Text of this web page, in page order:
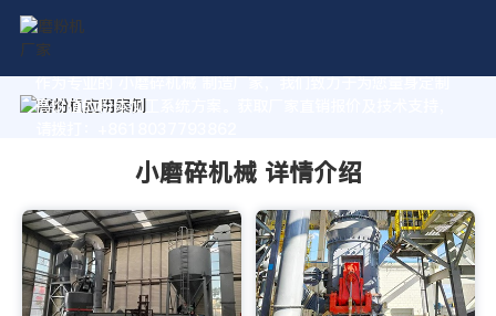
作为专业的 小磨碎机械 制造厂家，我们致力于为您量身定制
高价值的粉体加工系统方案。获取厂家直销报价及技术支持，
小磨碎机械 详情介绍